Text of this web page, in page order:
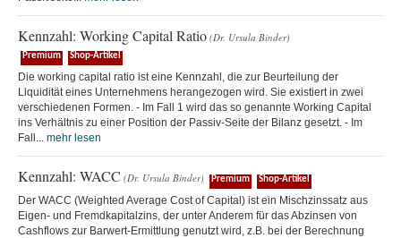
Kennzahl: Working Capital Ratio (Dr. Ursula Binder)
Premium Shop-Artikel
Die working capital ratio ist eine Kennzahl, die zur Beurteilung der
Liquidität eines Unternehmens herangezogen wird. Sie existiert in zwei
verschiedenen Formen. - Im Fall 1 wird das so genannte Working Capital
ins Verhältnis zu einer Position der Passiv-Seite der Bilanz gesetzt. - Im
Fall... mehr lesen
Kennzahl: WACC (Dr. Ursula Binder) Premium Shop-Artikel
Der WACC (Weighted Average Cost of Capital) ist ein Mischzinssatz aus
Eigen- und Fremdkapitalzins, der unter Anderem für das Abzinsen von
Cashflows zur Barwert-Ermittlung genutzt wird, z.B. bei der Berechnung